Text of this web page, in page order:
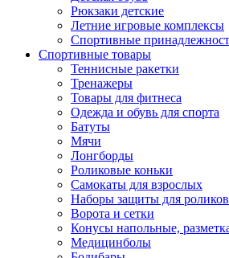
Рюкзаки детские
Летние игровые комплексы
Спортивные
Спортивные товары
Теннисные ракетки
Тренажеры
Товары для фитнеса
Одежда и обувь для спорта
Батуты
Мячи
Лонгборды
Роликовые коньки
Самокаты для взрослых
Наборы защиты для роликов
Ворота и сетки
Конусы напольные,
Медицинболы